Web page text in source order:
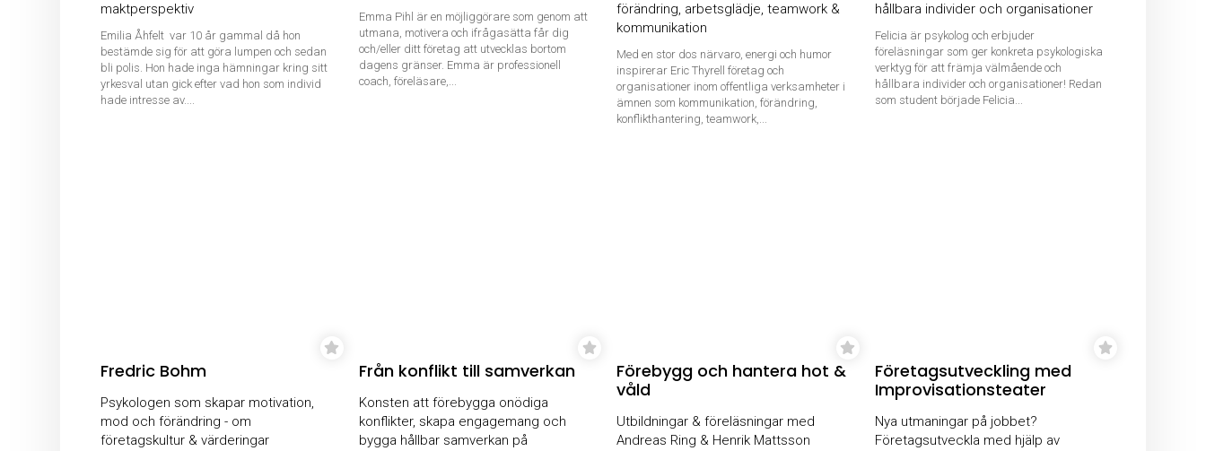
maktperspektiv
Emilia Åhfelt var 10 år gammal då hon
bestämde sig för att göra lumpen och sedan
bli polis. Hon hade inga hämningar kring sitt
yrkesval utan gick efter vad hon som individ
hade intresse av....
Emma Pihl är en möjliggörare som genom att
utmana, motivera och ifrågasätta får dig
och/eller ditt företag att utvecklas bortom
dagens gränser. Emma är professionell
coach, föreläsare,...
förändring, arbetsglädje, teamwork &
kommunikation
Med en stor dos närvaro, energi och humor
inspirerar Eric Thyrell företag och
organisationer inom offentliga verksamheter i
ämnen som kommunikation, förändring,
konflikthantering, teamwork,...
hållbara individer och organisationer
Felicia är psykolog och erbjuder
föreläsningar som ger konkreta psykologiska
verktyg för att främja välmående och
hållbara individer och organisationer! Redan
som student började Felicia...
Fredric Bohm
Psykologen som skapar motivation,
mod och förändring - om
företagskultur & värderingar
Från konflikt till samverkan
Konsten att förebygga onödiga
konflikter, skapa engagemang och
bygga hållbar samverkan på
Förebygg och hantera hot &
våld
Utbildningar & föreläsningar med
Andreas Ring & Henrik Mattsson
Företagsutveckling med
Improvisationsteater
Nya utmaningar på jobbet?
Företagsutveckla med hjälp av